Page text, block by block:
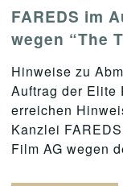
FAREDS im
wegen “The
Hinweise zu
Auftrag der Elite
erreichen
Kanzlei
Film AG wegen